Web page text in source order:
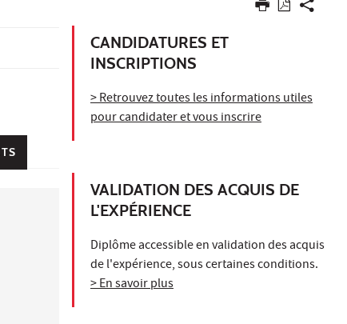
CANDIDATURES ET
INSCRIPTIONS
> Retrouvez toutes les informations utiles
pour candidater et vous inscrire
VALIDATION DES ACQUIS DE
L'EXPÉRIENCE
Diplôme accessible en validation des acquis
de l'expérience, sous certaines conditions.
> En savoir plus